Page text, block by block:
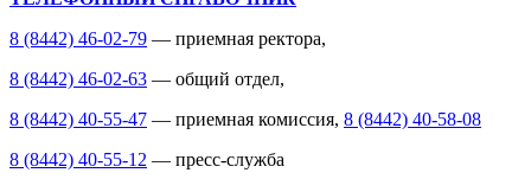
8 (8442) 46-02-79 — приемная ректора,
8 (8442) 46-02-63 — общий отдел,
8 (8442) 40-55-47 — приемная комиссия, 8 (8442) 40-58-08
8 (8442) 40-55-12 — пресс-служба